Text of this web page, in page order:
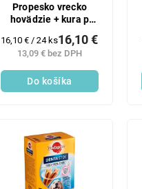
Propesko vrecko
hovädzie + kura p
13,09 € bez DPH
16,10 €
Jednotková
cena:
16,10 € / 24 ks
Do košíka